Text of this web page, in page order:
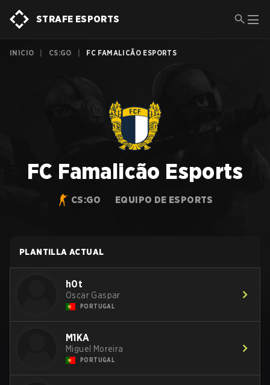
STRAFE ESPORTS
INICIO CS:GO FC FAMALICÃO ESPORTS
FC Famalicão Esports
CS:GO EQUIPO DE ESPORTS
PLANTILLA ACTUAL
h0t
Oscar Gaspar
PORTUGAL
M1KA
Miguel Moreira
PORTUGAL